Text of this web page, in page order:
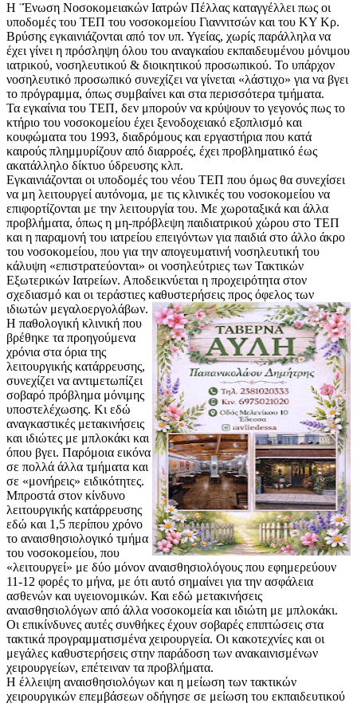
Η ¨Ένωση Νοσοκομειακών Ιατρών Πέλλας καταγγέλλει πως οι
υποδομές του ΤΕΠ του νοσοκομείου Γιαννιτσών και του ΚΥ Κρ.
Βρύσης εγκαινιάζονται από τον υπ. Υγείας, χωρίς παράλληλα να
έχει γίνει η πρόσληψη όλου του αναγκαίου εκπαιδευμένου μόνιμου
ιατρικού, νοσηλευτικού & διοικητικού προσωπικού. Το υπάρχον
νοσηλευτικό προσωπικό συνεχίζει να γίνεται «λάστιχο» για να βγει
το πρόγραμμα, όπως συμβαίνει και στα περισσότερα τμήματα.
Τα εγκαίνια του ΤΕΠ, δεν μπορούν να κρύψουν το γεγονός πως το
κτήριο του νοσοκομείου έχει ξενοδοχειακό εξοπλισμό και
κουφώματα του 1993, διαδρόμους και εργαστήρια που κατά
καιρούς πλημμυρίζουν από διαρροές, έχει προβληματικό έως
ακατάλληλο δίκτυο ύδρευσης κλπ.
Εγκαινιάζονται οι υποδομές του νέου ΤΕΠ που όμως θα συνεχίσει
να μη λειτουργεί αυτόνομα, με τις κλινικές του νοσοκομείου να
επιφορτίζονται με την λειτουργία του. Με χωροταξικά και άλλα
προβλήματα, όπως η μη-πρόβλεψη παιδιατρικού χώρου στο ΤΕΠ
και η παραμονή του ιατρείου επειγόντων για παιδιά στο άλλο άκρο
του νοσοκομείου, που για την απογευματινή νοσηλευτική του
κάλυψη «επιστρατεύονται» οι νοσηλεύτριες των Τακτικών
Εξωτερικών Ιατρείων. Αποδεικνύεται η προχειρότητα στον
σχεδιασμό και οι τεράστιες καθυστερήσεις προς όφελος των
ιδιωτών μεγαλοεργολάβων.
Η παθολογική κλινική που
βρέθηκε τα προηγούμενα
χρόνια στα όρια της
λειτουργικής κατάρρευσης,
συνεχίζει να αντιμετωπίζει
σοβαρό πρόβλημα μόνιμης
υποστελέχωσης. Κι εδώ
αναγκαστικές μετακινήσεις
και ιδιώτες με μπλοκάκι και
όπου βγει. Παρόμοια εικόνα
σε πολλά άλλα τμήματα και
σε «μονήρεις» ειδικότητες.
Μπροστά στον κίνδυνο
λειτουργικής κατάρρευσης
εδώ και 1,5 περίπου χρόνο
το αναισθησιολογικό τμήμα
του νοσοκομείου, που
«λειτουργεί» με δύο μόνον αναισθησιολόγους που εφημερεύουν
11-12 φορές το μήνα, με ότι αυτό σημαίνει για την ασφάλεια
ασθενών και υγειονομικών. Και εδώ μετακινήσεις
αναισθησιολόγων από άλλα νοσοκομεία και ιδιώτη με μπλοκάκι.
Οι επικίνδυνες αυτές συνθήκες έχουν σοβαρές επιπτώσεις στα
τακτικά προγραμματισμένα χειρουργεία. Οι κακοτεχνίες και οι
μεγάλες καθυστερήσεις στην παράδοση των ανακαινισμένων
χειρουργείων, επέτειναν τα προβλήματα.
Η έλλειψη αναισθησιολόγων και η μείωση των τακτικών
χειρουργικών επεμβάσεων οδήγησε σε μείωση του εκπαιδευτικού